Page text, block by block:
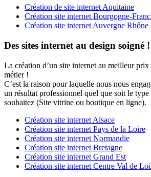
Création de site internet Aquitaine
Création site internet Bourgogne-
Création site internet Auvergne Rhône
Des sites internet au design soigné !
La création d’un site internet au meilleur prix
métier !
C’est la raison pour laquelle nous nous
un résultat professionnel quel que soit le type
souhaitez (Site vitrine ou boutique en ligne).
Création site internet Alsace
Création site internet Pays de la Loire
Création site internet Normandie
Création site internet Bretagne
Création site internet Grand Est
Création site internet Centre Val de